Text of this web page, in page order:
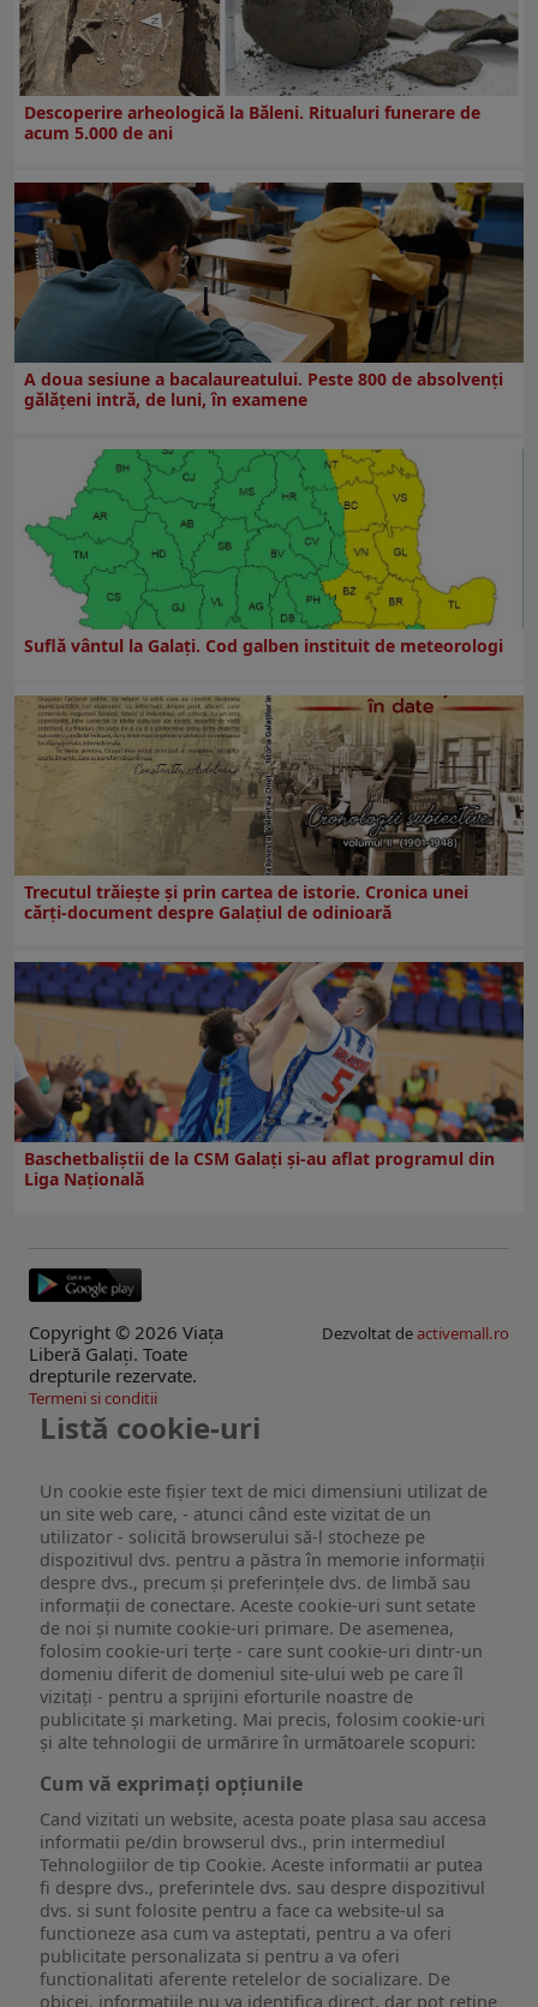
Descoperire arheologică la Băleni. Ritualuri funerare de
acum 5.000 de ani
A doua sesiune a bacalaureatului. Peste 800 de absolvenţi
gălăţeni intră, de luni, în examene
Suflă vântul la Galaţi. Cod galben instituit de meteorologi
Trecutul trăiește și prin cartea de istorie. Cronica unei
cărți-document despre Galațiul de odinioară
Baschetbaliștii de la CSM Galați și-au aflat programul din
Liga Națională
Copyright © 2026 Viaţa
Liberă Galaţi. Toate
drepturile rezervate.
Dezvoltat deactivemall.ro
Termeni si conditii
Listă cookie-uri
Un cookie este fişier text de mici dimensiuni utilizat de
un site web care, - atunci când este vizitat de un
utilizator - solicită browserului să-l stocheze pe
dispozitivul dvs. pentru a păstra în memorie informații
despre dvs., precum și preferințele dvs. de limbă sau
informații de conectare. Aceste cookie-uri sunt setate
de noi și numite cookie-uri primare. De asemenea,
folosim cookie-uri terțe - care sunt cookie-uri dintr-un
domeniu diferit de domeniul site-ului web pe care îl
vizitați - pentru a sprijini eforturile noastre de
publicitate și marketing. Mai precis, folosim cookie-uri
și alte tehnologii de urmărire în următoarele scopuri:
Cum vă exprimați opțiunile
Cand vizitati un website, acesta poate plasa sau accesa
informatii pe/din browserul dvs., prin intermediul
Tehnologiilor de tip Cookie. Aceste informatii ar putea
fi despre dvs., preferintele dvs. sau despre dispozitivul
dvs. si sunt folosite pentru a face ca website-ul sa
functioneze asa cum va asteptati, pentru a va oferi
publicitate personalizata si pentru a va oferi
functionalitati aferente retelelor de socializare. De
obicei, informatiile nu va identifica direct, dar pot retine